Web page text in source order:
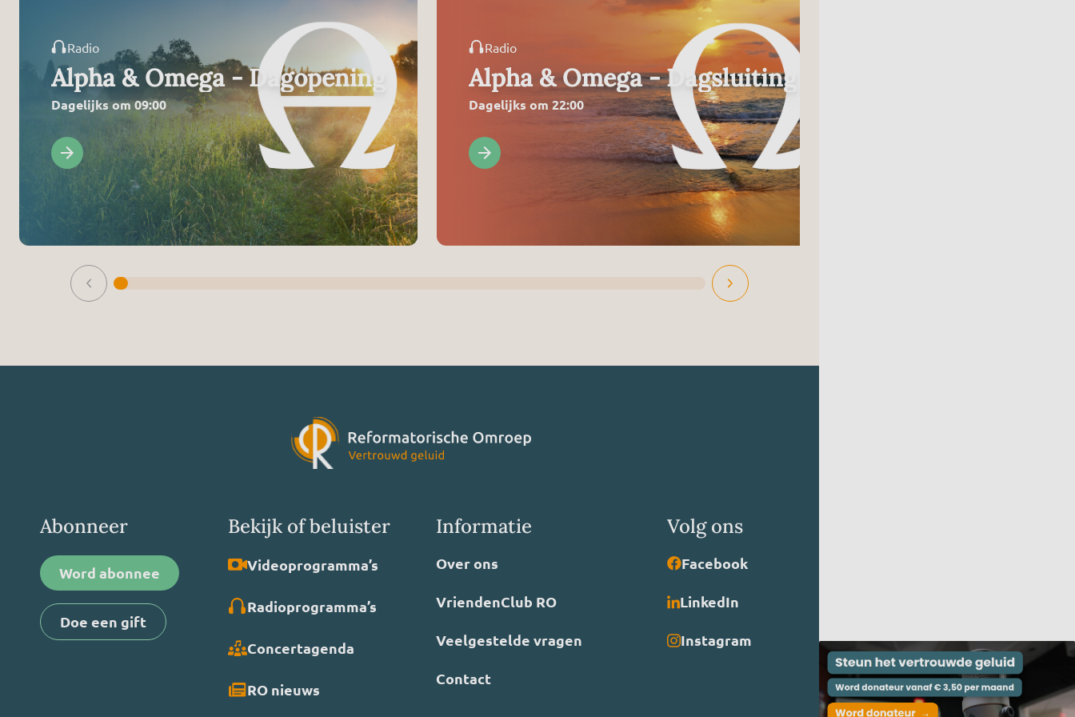
Radio
Alpha & Omega - Dagopening
Dagelijks om 09:00
Radio
Alpha & Omega - Dagsluiting
Dagelijks om 22:00
Abonneer
Word abonnee
Doe een gift
Bekijk of beluister
Video­programma’s
Radio­programma’s
Concertagenda
RO nieuws
Informatie
Over ons
VriendenClub RO
Veelgestelde vragen
Contact
Volg ons
Facebook
LinkedIn
Instagram